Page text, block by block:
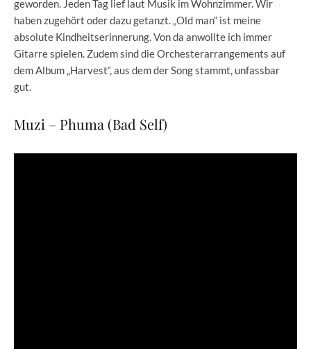
geworden. Jeden Tag lief laut Musik im Wohnzimmer. Wir
haben zugehört oder dazu getanzt. „Old man“ ist meine
absolute Kindheitserinnerung. Von da anwollte ich immer
Gitarre spielen. Zudem sind die Orchesterarrangements auf
dem Album „Harvest“, aus dem der Song stammt, unfassbar
gut.
Muzi – Phuma (Bad Self)